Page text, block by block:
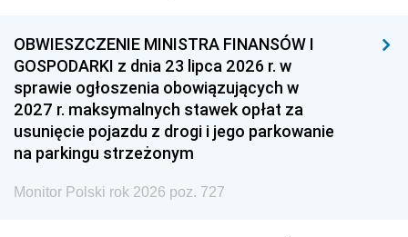
OBWIESZCZENIE MINISTRA FINANSÓW I
GOSPODARKI z dnia 23 lipca 2026 r. w
sprawie ogłoszenia obowiązujących w
2027 r. maksymalnych stawek opłat za
usunięcie pojazdu z drogi i jego parkowanie
na parkingu strzeżonym
Monitor Polski rok 2026 poz. 727